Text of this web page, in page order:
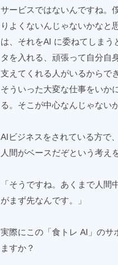
サービスではないんですね。
りよくないんじゃないかなと
は、それをAI に委ねてしま
タを入れる、頑張って自分自
支えてくれる人がいるからで
そういった大変な仕事をいか
る。そこが中心なんじゃない
AIビジネスをされている方で
人間がベースだぞという考え
「そうですね。あくまで人
がまず先なんです。」
実際にこの「食トレ AI」のサ
ますか？